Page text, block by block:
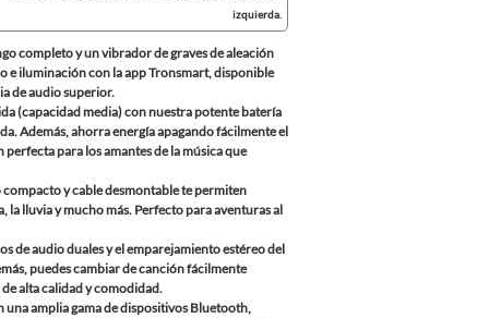
izquierda.
completo y un vibrador de graves de aleación
e iluminación con la app Tronsmart, disponible
de audio superior.
(capacidad media) con nuestra potente batería
Además, ahorra energía apagando fácilmente el
para los amantes de la música que
y cable desmontable te permiten
la lluvia y mucho más. Perfecto para aventuras al
de audio duales y el emparejamiento estéreo del
puedes cambiar de canción fácilmente
alta calidad y comodidad.
amplia gama de dispositivos Bluetooth,